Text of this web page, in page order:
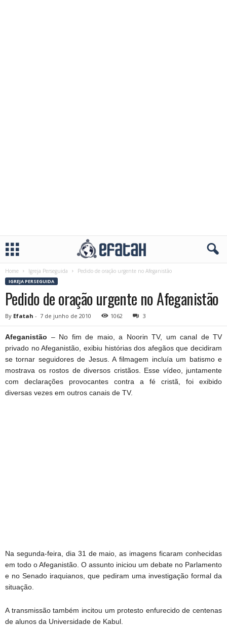
Home Igreja Perseguida Pedido de oração urgente no Afeganistão
IGREJA PERSEGUIDA
Pedido de oração urgente no Afeganistão
By Efatah - 7 de junho de 2010 1062 3
Afeganistão – No fim de maio, a Noorin TV, um canal de TV
privado no Afeganistão, exibiu histórias dos afegãos que decidiram
se tornar seguidores de Jesus. A filmagem incluía um batismo e
mostrava os rostos de diversos cristãos. Esse vídeo, juntamente
com declarações provocantes contra a fé cristã, foi exibido
diversas vezes em outros canais de TV.
Na segunda-feira, dia 31 de maio, as imagens ficaram conhecidas
em todo o Afeganistão. O assunto iniciou um debate no Parlamento
e no Senado iraquianos, que pediram uma investigação formal da
situação.
A transmissão também incitou um protesto enfurecido de centenas
de alunos da Universidade de Kabul.